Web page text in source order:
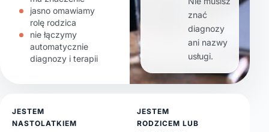
jasno omawiamy
rolę rodzica
nie łączymy
automatycznie
diagnozy i terapii
znać
diagnozy
ani nazwy
usługi.
JESTEM
NASTOLATKIEM
JESTEM
RODZICEM LUB